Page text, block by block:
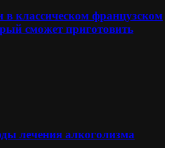
классическом французском
сможет приготовить
лечения алкоголизма